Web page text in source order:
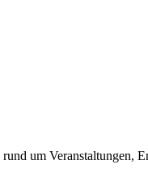
um Veranstaltungen,